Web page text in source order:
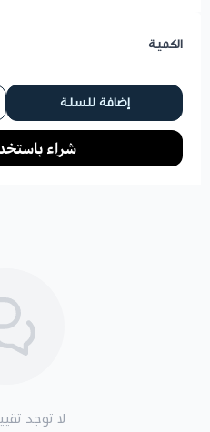
الكمية
إضافة للسلة
لا توجد